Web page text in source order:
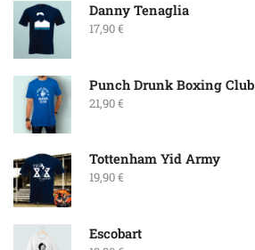
Danny Tenaglia
17,90€
Punch Drunk Boxing Club
21,90€
Tottenham Yid Army
19,90€
Escobart